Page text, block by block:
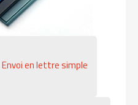
Envoi en lettre simple